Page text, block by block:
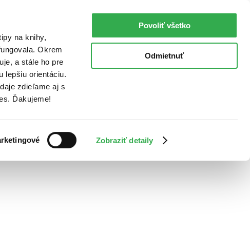
na knihy,
Okrem
a stále ho pre
lepšiu orientáciu.
zdieľame aj s
Ďakujeme!
Zobraziť detaily
Povoliť všetko
Odmietnuť